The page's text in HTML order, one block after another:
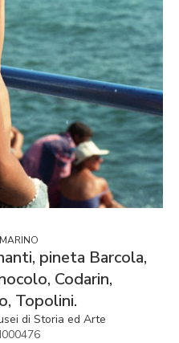
pineta Barcola,
Codarin,
Topolini.
di Storia ed Arte